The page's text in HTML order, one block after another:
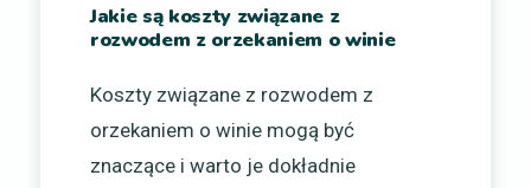
Jakie są koszty związane z
rozwodem z orzekaniem o winie
Koszty związane z rozwodem z
orzekaniem o winie mogą być
znaczące i warto je dokładnie